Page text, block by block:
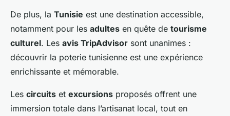
De plus, la Tunisie est une destination accessible,
notamment pour les adultes en quête de tourisme
culturel. Les avis TripAdvisor sont unanimes :
découvrir la poterie tunisienne est une expérience
enrichissante et mémorable.
Les circuits et excursions proposés offrent une
immersion totale dans l’artisanat local, tout en